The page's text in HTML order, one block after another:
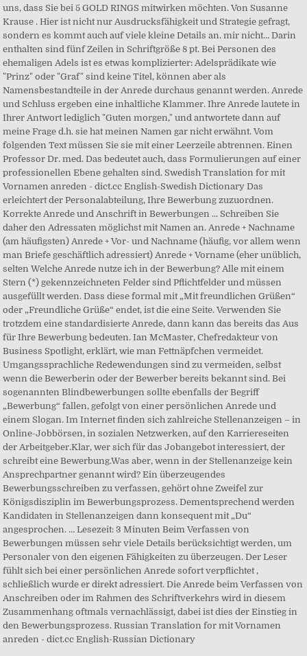
uns, dass Sie bei 5 GOLD RINGS mitwirken möchten. Von Susanne
Krause . Hier ist nicht nur Ausdrucksfähigkeit und Strategie gefragt,
sondern es kommt auch auf viele kleine Details an. mir nicht… Darin
enthalten sind fünf Zeilen in Schriftgröße 8 pt. Bei Personen des
ehemaligen Adels ist es etwas komplizierter: Adelsprädikate wie
"Prinz" oder "Graf" sind keine Titel, können aber als
Namensbestandteile in der Anrede durchaus genannt werden. Anrede
und Schluss ergeben eine inhaltliche Klammer. Ihre Anrede lautete in
Ihrer Antwort lediglich "Guten morgen," und antwortete dann auf
meine Frage d.h. sie hat meinen Namen gar nicht erwähnt. Vom
folgenden Text müssen Sie sie mit einer Leerzeile abtrennen. Einen
Professor Dr. med. Das bedeutet auch, dass Formulierungen auf einer
professionellen Ebene gehalten sind. Swedish Translation for mit
Vornamen anreden - dict.cc English-Swedish Dictionary Das
erleichtert der Personalabteilung, Ihre Bewerbung zuzuordnen.
Korrekte Anrede und Anschrift in Bewerbungen ... Schreiben Sie
daher den Adressaten möglichst mit Namen an. Anrede + Nachname
(am häufigsten) Anrede + Vor- und Nachname (häufig, vor allem wenn
man Briefe geschäftlich adressiert) Anrede + Vorname (eher unüblich,
selten Welche Anrede nutze ich in der Bewerbung? Alle mit einem
Stern (*) gekennzeichneten Felder sind Pflichtfelder und müssen
ausgefüllt werden. Dass diese formal mit „Mit freundlichen Grüßen“
oder „Freundliche Grüße“ endet, ist die eine Seite. Verwenden Sie
trotzdem eine standardisierte Anrede, dann kann das bereits das Aus
für Ihre Bewerbung bedeuten. Ian McMaster, Chefredakteur von
Business Spotlight, erklärt, wie man Fettnäpfchen vermeidet.
Umgangssprachliche Redewendungen sind zu vermeiden, selbst
wenn die Bewerberin oder der Bewerber bereits bekannt sind. Bei
sogenannten Blindbewerbungen sollte ebenfalls der Begriff
„Bewerbung“ fallen, gefolgt von einer persönlichen Anrede und
einem Slogan. Im Internet finden sich zahlreiche Stellenanzeigen – in
Online-Jobbörsen, in sozialen Netzwerken, auf den Karriereseiten
der Arbeitgeber.Klar, wer sich für das Jobangebot interessiert, der
schreibt eine Bewerbung.Was aber, wenn in der Stellenanzeige kein
Ansprechpartner genannt wird? Ein überzeugendes
Bewerbungsschreiben zu verfassen, gehört ohne Zweifel zur
Königsdisziplin im Bewerbungsprozess. Dementsprechend werden
Kandidaten in Stellenanzeigen dann konsequent mit „Du“
angesprochen. … Lesezeit: 3 Minuten Beim Verfassen von
Bewerbungen müssen sehr viele Details berücksichtigt werden, um
Personaler von den eigenen Fähigkeiten zu überzeugen. Der Leser
fühlt sich bei einer persönlichen Anrede sofort verpflichtet ,
schließlich wurde er direkt adressiert. Die Anrede beim Verfassen von
Anschreiben oder im Rahmen des Schriftverkehrs wird in diesem
Zusammenhang oftmals vernachlässigt, dabei ist dies der Einstieg in
den Bewerbungsprozess. Russian Translation for mit Vornamen
anreden - dict.cc English-Russian Dictionary